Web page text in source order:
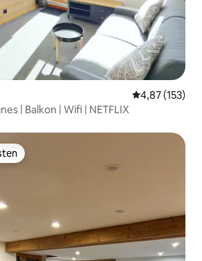
Gemiddelde
4,87 (153)
| Balkon | Wifi | NETFLIX